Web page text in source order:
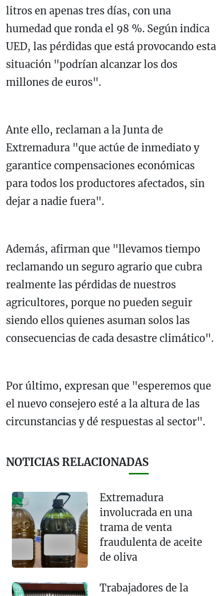
litros en apenas tres días, con una
humedad que ronda el 98 %. Según indica
UED, las pérdidas que está provocando esta
situación "podrían alcanzar los dos
millones de euros".
Ante ello, reclaman a la Junta de
Extremadura "que actúe de inmediato y
garantice compensaciones económicas
para todos los productores afectados, sin
dejar a nadie fuera".
Además, afirman que "llevamos tiempo
reclamando un seguro agrario que cubra
realmente las pérdidas de nuestros
agricultores, porque no pueden seguir
siendo ellos quienes asuman solos las
consecuencias de cada desastre climático".
Por último, expresan que "esperemos que
el nuevo consejero esté a la altura de las
circunstancias y dé respuestas al sector".
NOTICIAS RELACIONADAS
Extremadura
involucrada en una
trama de venta
fraudulenta de aceite
de oliva
Trabajadores de la